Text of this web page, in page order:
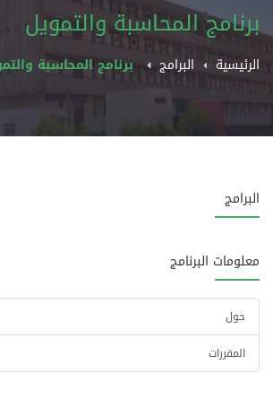
برنامج المحاسبة والتمويل
الرئيسية البرامج برنامج المحاسبة
البرامج
معلومات البرنامج
حول
المقررات